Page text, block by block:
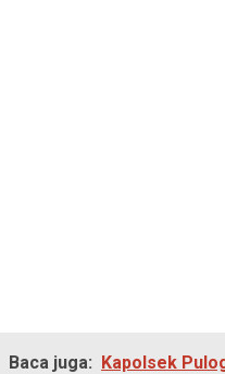
Baca juga: Kapolsek